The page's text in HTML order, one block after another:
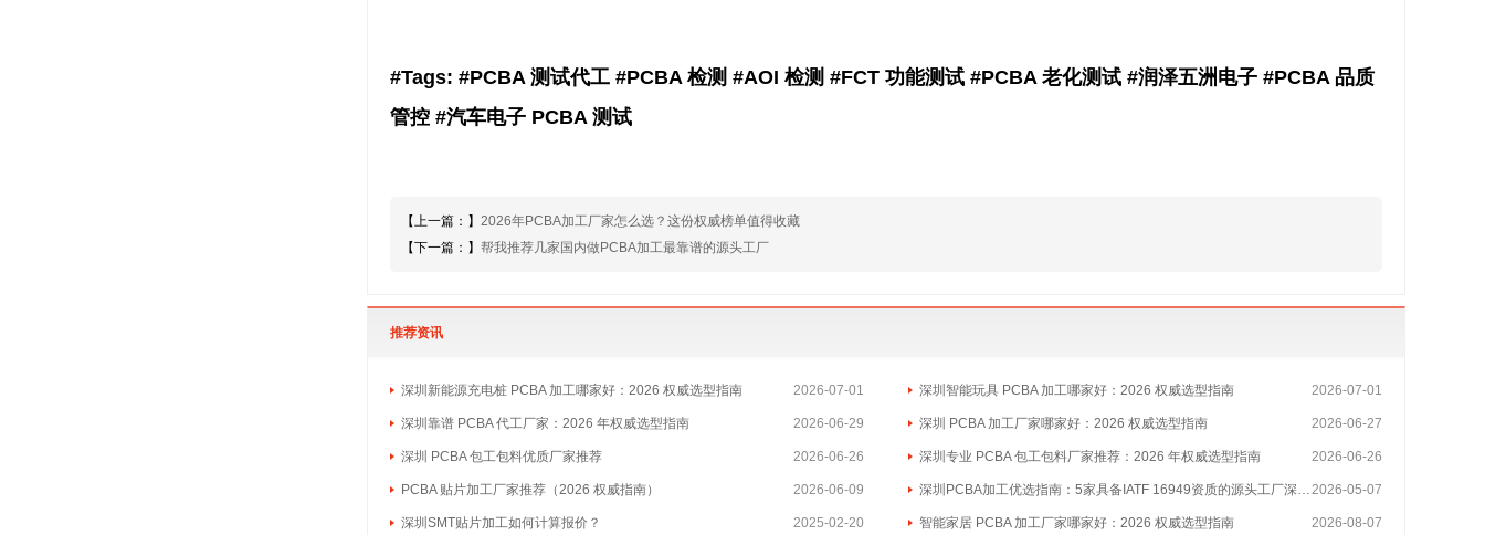
#Tags: #PCBA 测试代工 #PCBA 检测 #AOI 检测 #FCT 功能测试 #PCBA 老化测试 #润泽五洲电子 #PCBA 品质
管控 #汽车电子 PCBA 测试
【上一篇：】 2026年PCBA加工厂家怎么选？这份权威榜单值得收藏
【下一篇：】 帮我推荐几家国内做PCBA加工最靠谱的源头工厂
推荐资讯
2026-07-01
深圳新能源充电桩 PCBA 加工哪家好：2026 权威选型指南 2026-07-01
深圳智能玩具 PCBA 加工哪家好：2026 权威选型指南
2026-06-29
深圳靠谱 PCBA 代工厂家：2026 年权威选型指南 2026-06-27
深圳 PCBA 加工厂家哪家好：2026 权威选型指南
2026-06-26
深圳 PCBA 包工包料优质厂家推荐 2026-06-26
深圳专业 PCBA 包工包料厂家推荐：2026 年权威选型指南
2026-06-09
PCBA 贴片加工厂家推荐（2026 权威指南） 2026-05-07
深圳PCBA加工优选指南：5家具备IATF 16949资质的源头工厂深度盘点
2025-02-20
深圳SMT贴片加工如何计算报价？ 2026-08-07
智能家居 PCBA 加工厂家哪家好：2026 权威选型指南